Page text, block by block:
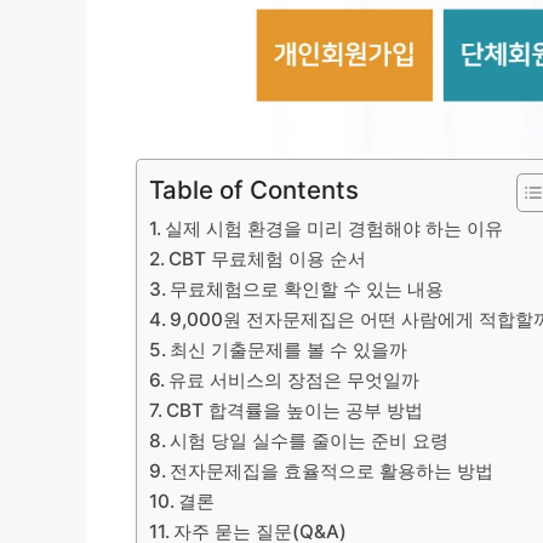
Table of Contents
실제 시험 환경을 미리 경험해야 하는 이유
CBT 무료체험 이용 순서
무료체험으로 확인할 수 있는 내용
9,000원 전자문제집은 어떤 사람에게 적합할
최신 기출문제를 볼 수 있을까
유료 서비스의 장점은 무엇일까
CBT 합격률을 높이는 공부 방법
시험 당일 실수를 줄이는 준비 요령
전자문제집을 효율적으로 활용하는 방법
결론
자주 묻는 질문(Q&A)